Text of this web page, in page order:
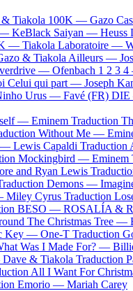
Tiakola 100K — Gazo
— KeBlack Saiyan — Heuss
— Tiakola Laboratoire —
& Tiakola Ailleurs —
— Ofenbach 1 2 3
Celui qui part — Joseph
Urus — Favé (FR)
— Eminem Traduction
Without Me —
— Lewis Capaldi Traduction
Mockingbird — Eminem
and Ryan Lewis
Demons —
Miley Cyrus Traduction
BESO — ROSALÍA &
The Christmas Tree —
Key — One-T Traduction
Was I Made For? —
Dave & Tiakola Traduction
All I Want For
Emorio — Mariah Carey